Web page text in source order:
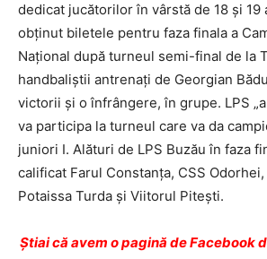
dedicat jucătorilor în vârstă de 18 şi 19
obţinut biletele pentru faza finala a
Naţional după turneul semi-final de la
handbaliştii antrenaţi de Georgian
victorii şi o înfrângere, în grupe. LPS
va participa la turneul care va da
juniori I. Alături de LPS Buzău în faza
calificat Farul Constanţa, CSS
Potaissa Turda şi Viitorul Piteşti.
Ştiai că avem o pagină de Facebook